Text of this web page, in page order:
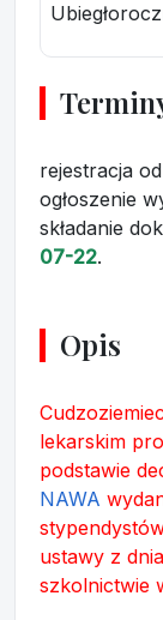
rejestracja od
ogłoszenie
składanie
07-22.
Opis
lekarskim
podstawie
NAWA
ustawy z
szkolnictwie